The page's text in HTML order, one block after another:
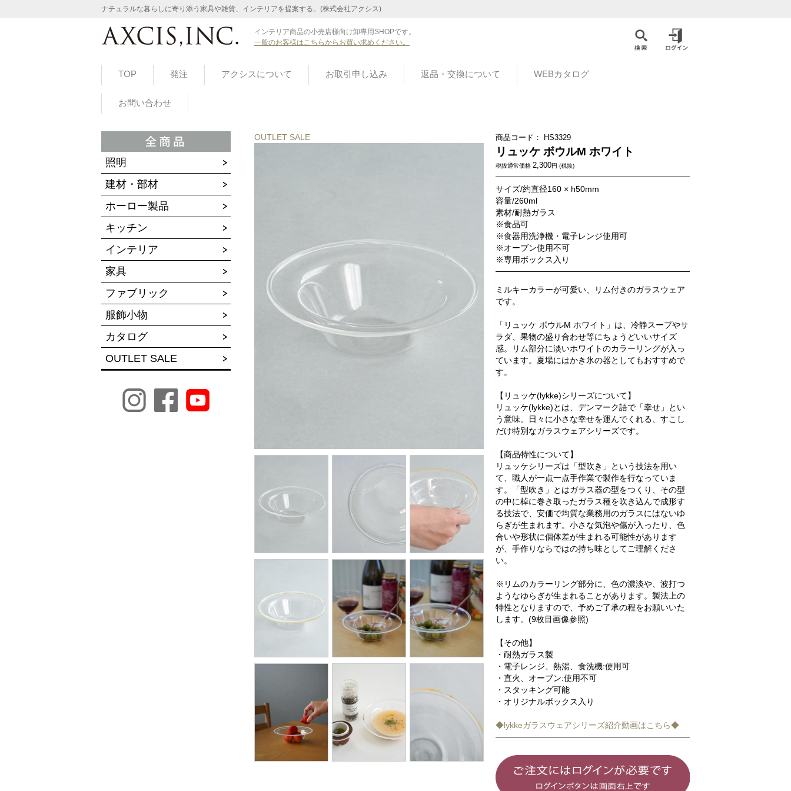
ナチュラルな暮らしに寄り添う家具や雑貨、インテリアを提案する。(株式会社アクシス)
インテリア商品の小売店様向け卸専用SHOPです。
一般のお客様はこちらからお買い求めください。
TOP 発注 アクシスについて お取引申し込み 返品・交換について WEBカタログ
お問い合わせ
照明
建材・部材
ホーロー製品
キッチン
インテリア
家具
ファブリック
服飾小物
カタログ
OUTLET SALE
OUTLET SALE 商品コード： HS3329
リュッケ ボウルM ホワイト
税抜通常価格 2,300円 (税抜)
サイズ/約直径160 × h50mm
容量/260ml
素材/耐熱ガラス
※食品可
※食器用洗浄機・電子レンジ使用可
※オーブン使用不可
※専用ボックス入り
ミルキーカラーが可愛い、リム付きのガラスウェア
です。
「リュッケ ボウルM ホワイト」は、冷静スープやサ
ラダ、果物の盛り合わせ等にちょうどいいサイズ
感。リム部分に淡いホワイトのカラーリングが入っ
ています。夏場にはかき氷の器としてもおすすめで
す。
【リュッケ(lykke)シリーズについて】
リュッケ(lykke)とは、デンマーク語で「幸せ」とい
う意味。日々に小さな幸せを運んでくれる、すこし
だけ特別なガラスウェアシリーズです。
【商品特性について】
リュッケシリーズは「型吹き」という技法を用い
て、職人が一点一点手作業で製作を行なっていま
す。「型吹き」とはガラス器の型をつくり、その型
の中に棹に巻き取ったガラス種を吹き込んで成形す
る技法で、安価で均質な業務用のガラスにはないゆ
らぎが生まれます。小さな気泡や傷が入ったり、色
合いや形状に個体差が生まれる可能性があります
が、手作りならではの持ち味としてご理解くださ
い。
※リムのカラーリング部分に、色の濃淡や、波打つ
ようなゆらぎが生まれることがあります。製法上の
特性となりますので、予めご了承の程をお願いいた
します。(9枚目画像参照)
【その他】
・耐熱ガラス製
・電子レンジ、熱湯、食洗機:使用可
・直火、オーブン:使用不可
・スタッキング可能
・オリジナルボックス入り
◆lykkeガラスウェアシリーズ紹介動画はこちら◆